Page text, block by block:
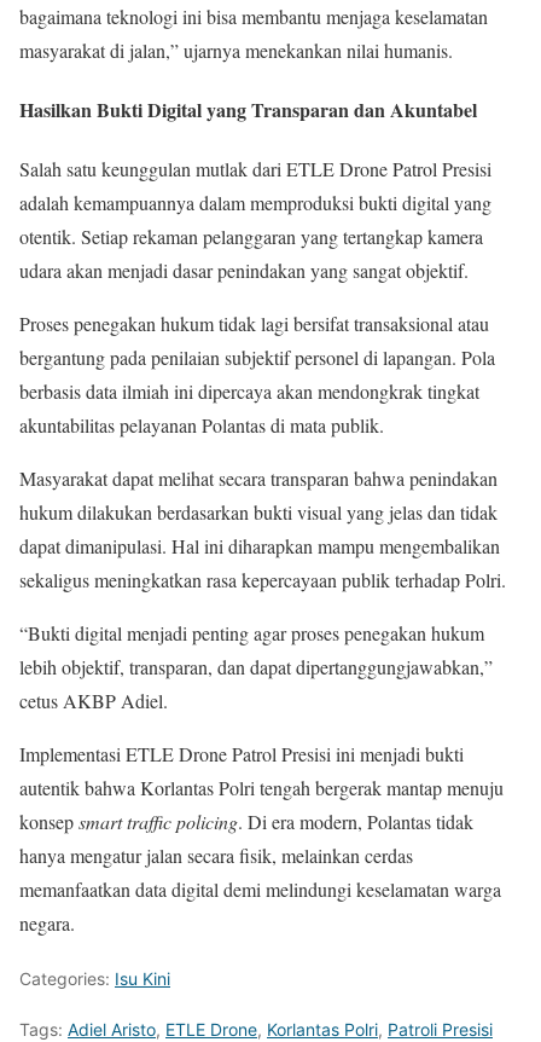
bagaimana teknologi ini bisa membantu menjaga keselamatan
masyarakat di jalan,” ujarnya menekankan nilai humanis.
Hasilkan Bukti Digital yang Transparan dan Akuntabel
Salah satu keunggulan mutlak dari ETLE Drone Patrol Presisi
adalah kemampuannya dalam memproduksi bukti digital yang
otentik. Setiap rekaman pelanggaran yang tertangkap kamera
udara akan menjadi dasar penindakan yang sangat objektif.
Proses penegakan hukum tidak lagi bersifat transaksional atau
bergantung pada penilaian subjektif personel di lapangan. Pola
berbasis data ilmiah ini dipercaya akan mendongkrak tingkat
akuntabilitas pelayanan Polantas di mata publik.
Masyarakat dapat melihat secara transparan bahwa penindakan
hukum dilakukan berdasarkan bukti visual yang jelas dan tidak
dapat dimanipulasi. Hal ini diharapkan mampu mengembalikan
sekaligus meningkatkan rasa kepercayaan publik terhadap Polri.
“Bukti digital menjadi penting agar proses penegakan hukum
lebih objektif, transparan, dan dapat dipertanggungjawabkan,”
cetus AKBP Adiel.
Implementasi ETLE Drone Patrol Presisi ini menjadi bukti
autentik bahwa Korlantas Polri tengah bergerak mantap menuju
konsepsmart traffic policing. Di era modern, Polantas tidak
hanya mengatur jalan secara fisik, melainkan cerdas
memanfaatkan data digital demi melindungi keselamatan warga
negara.
Categories: Isu Kini
Tags: Adiel Aristo, ETLE Drone, Korlantas Polri, Patroli Presisi